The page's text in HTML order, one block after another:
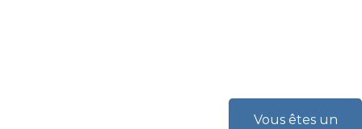
Vous êtes un